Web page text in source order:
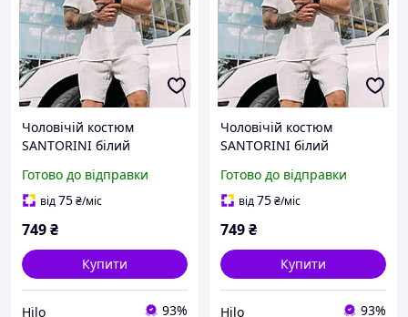
Чоловічій костюм
SANTORINI білий
шорти і сорочка із
натуральної тканини
чоловіків
Готово до відправки
від75₴/міс
749₴
Купити
Hilo 93%
Чоловічій костюм
SANTORINI білий
шорти і сорочка із
натуральної тканини
чоловіків
Готово до відправки
від75₴/міс
749₴
Купити
Hilo 93%